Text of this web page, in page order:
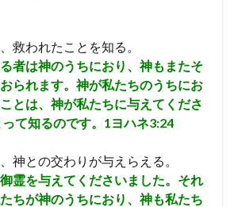
救われたことを知る。
者は神のうちにおり、神もまたそ
られます。神が私たちのうちにお
とは、神が私たちに与えてくださ
って知るのです。1ヨハネ3:24
神との交わりが与えらえる。
霊を与えてくださいました。それ
ちが神のうちにおり、神も私たち
モン サウル一族
アドニヤ
神殿 知恵 契約
ききん